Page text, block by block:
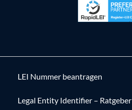
LEI Nummer beantragen
Legal Entity Identifier – Ratgeber